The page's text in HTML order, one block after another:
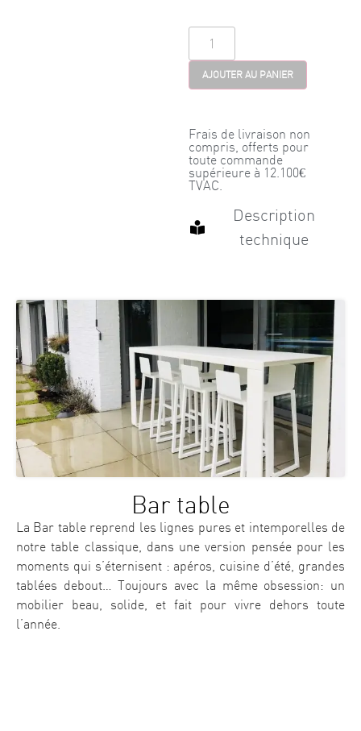
AJOUTER AU PANIER
Frais de livraison non
compris, offerts pour
toute commande
supérieure à 12.100€
TVAC.
Description
technique
Bar table
La Bar table reprend les lignes pures et intemporelles de
notre table classique, dans une version pensée pour les
moments qui s’éternisent : apéros, cuisine d’été, grandes
tablées debout… Toujours avec la même obsession: un
mobilier beau, solide, et fait pour vivre dehors toute
l’année.